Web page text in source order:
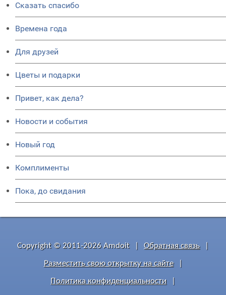
Сказать спасибо
Времена года
Для друзей
Цветы и подарки
Привет, как дела?
Новости и события
Новый год
Комплименты
Пока, до свидания
Copyright © 2011-2026 Amdoit Обратная связь
Разместить свою открытку на сайте
Политика конфиденциальности